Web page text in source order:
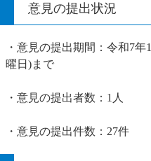
意見の提出状況
・意見の提出期間：令和7年
曜日)まで
・意見の提出者数：1人
・意見の提出件数：27件